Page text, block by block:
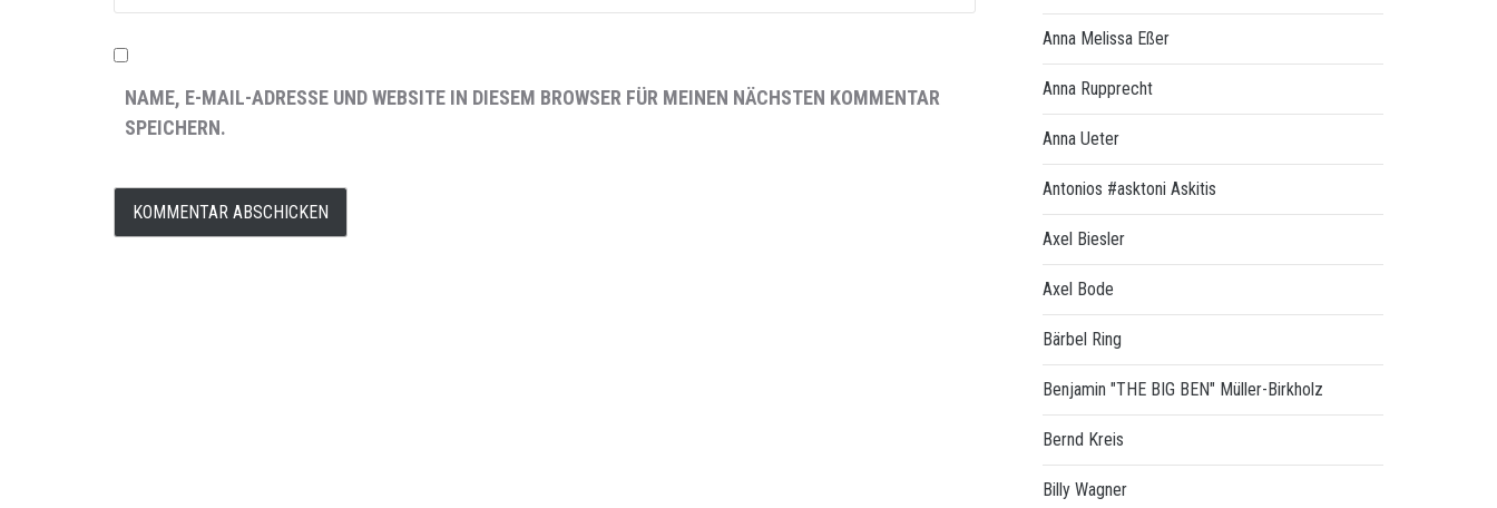
NAME, E-MAIL-ADRESSE UND WEBSITE IN DIESEM BROWSER FÜR MEINEN NÄCHSTEN KOMMENTAR
SPEICHERN.
Anna Melissa Eßer
Anna Rupprecht
Anna Ueter
Antonios #asktoni Askitis
Axel Biesler
Axel Bode
Bärbel Ring
Benjamin "THE BIG BEN" Müller-Birkholz
Bernd Kreis
Billy Wagner